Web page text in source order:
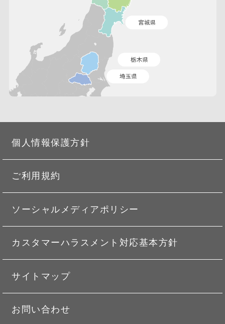
個人情報保護方針
ご利用規約
ソーシャルメディアポリシー
カスタマーハラスメント対応基本方針
サイトマップ
お問い合わせ